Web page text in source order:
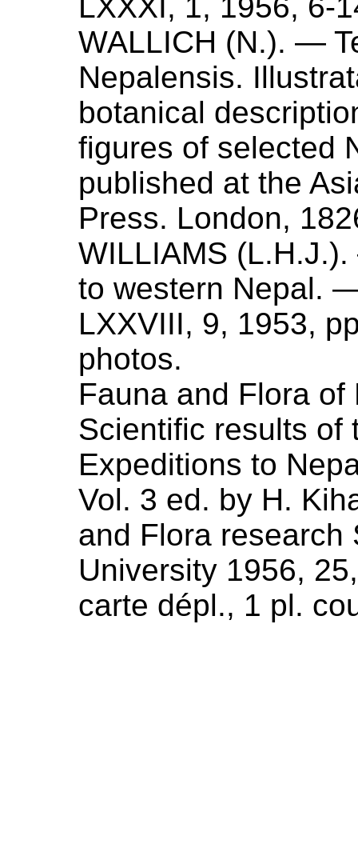
WALLICH (N.). —
Nepalensis.
botanical
figures of selected
published at the
Press. London,
WILLIAMS (L.H.J.
to western Nepal.
LXXVIII, 9, 1953,
photos.
Fauna and Flora of
Scientific results of
Expeditions to
Vol. 3 ed. by H.
and Flora research
University 1956,
carte dépl., 1 pl.